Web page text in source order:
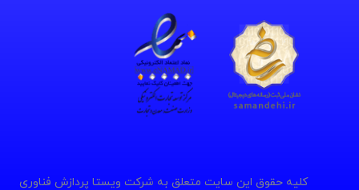
کلیه حقوق این سایت متعلق به شرکت ویستا پردازش فناوری